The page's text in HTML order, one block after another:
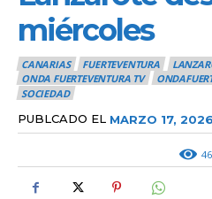
miércoles
CANARIAS FUERTEVENTURA
ONDA FUERTEVENTURA TV
SOCIEDAD
PUBLCADO EL MARZO 17, 2026